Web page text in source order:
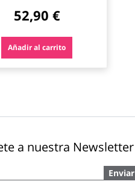
52,90 €
Añadir al carrito
a nuestra Newsletter
Enviar